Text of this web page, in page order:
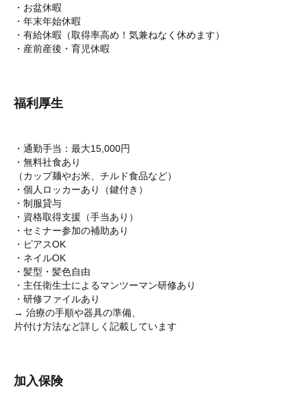
・お盆休暇
・年末年始休暇
・有給休暇（取得率高め！気兼ねなく休めます）
・産前産後・育児休暇
福利厚生
・通勤手当：最大15,000円
・無料社食あり
（カップ麺やお米、チルド食品など）
・個人ロッカーあり（鍵付き）
・制服貸与
・資格取得支援（手当あり）
・セミナー参加の補助あり
・ピアスOK
・ネイルOK
・髪型・髪色自由
・主任衛生士によるマンツーマン研修あり
・研修ファイルあり
→ 治療の手順や器具の準備、
片付け方法など詳しく記載しています
加入保険